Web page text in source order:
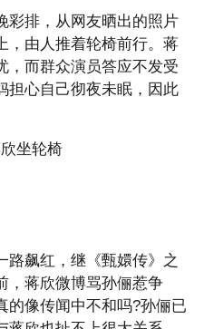
彩排，从网友晒出的照片
，由人推着轮椅前行。蒋
，而群众演员答应不发受
担心自己彻夜未眠，因此
路飙红，继《甄嬛传》之
，蒋欣微博骂孙俪惹争
的像传闻中不和吗?孙俪已